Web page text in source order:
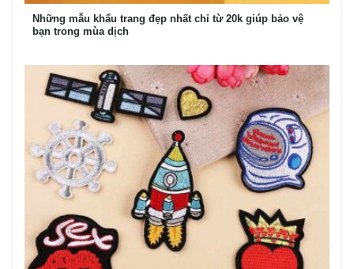
Những mẫu khẩu trang đẹp nhất chỉ từ 20k giúp bảo vệ
bạn trong mùa dịch